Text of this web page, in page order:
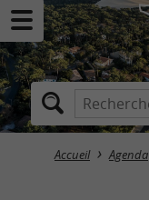
Accueil Agenda